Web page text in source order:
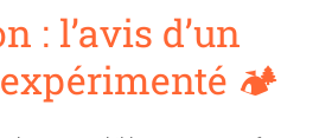
: l’avis d’un
🏕️